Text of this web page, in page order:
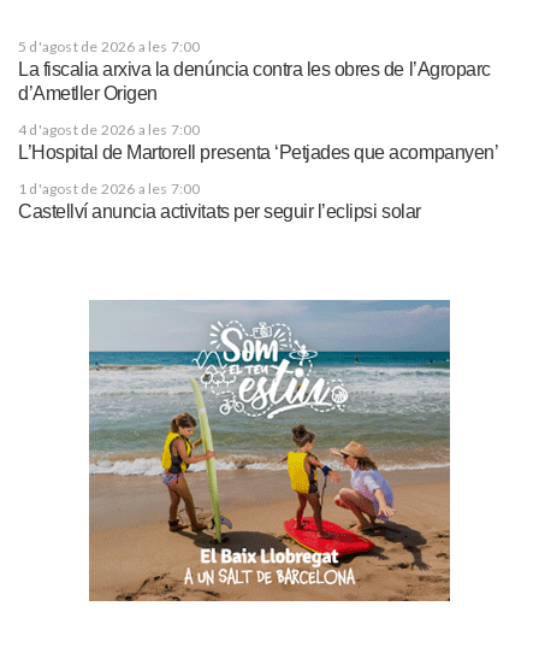
5 d'agost de 2026 a les 7:00
La fiscalia arxiva la denúncia contra les obres de l’Agroparc
d’Ametller Origen
4 d'agost de 2026 a les 7:00
L’Hospital de Martorell presenta ‘Petjades que acompanyen’
1 d'agost de 2026 a les 7:00
Castellví anuncia activitats per seguir l’eclipsi solar